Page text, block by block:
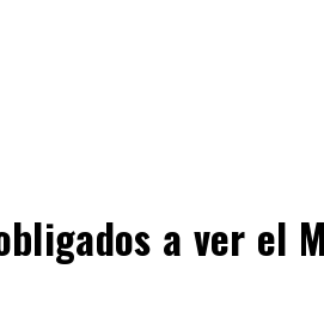
a ver el